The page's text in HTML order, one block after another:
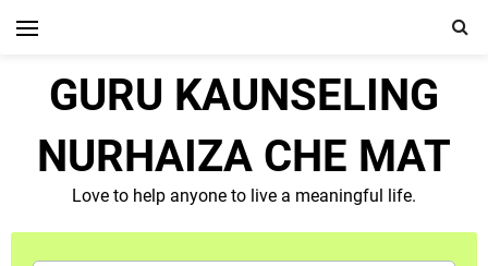
GURU KAUNSELING
NURHAIZA CHE MAT
Love to help anyone to live a meaningful life.